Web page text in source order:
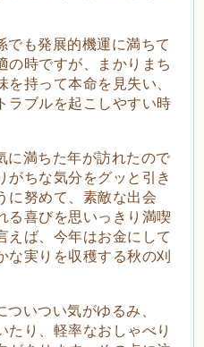
も発展的機運に満ちて
の時ですが、まかりまち
持って本命を見失い、
ラブルを起こしやすい時
満ちた年が訪れたので
がちな気分をグッと引き
に努めて、素敵な出会
る喜びを思いっきり満喫
えば、今年はお金にして
な実りを収穫する秋の刈
いつい気がゆるみ、
たり、軽率なおしゃべり